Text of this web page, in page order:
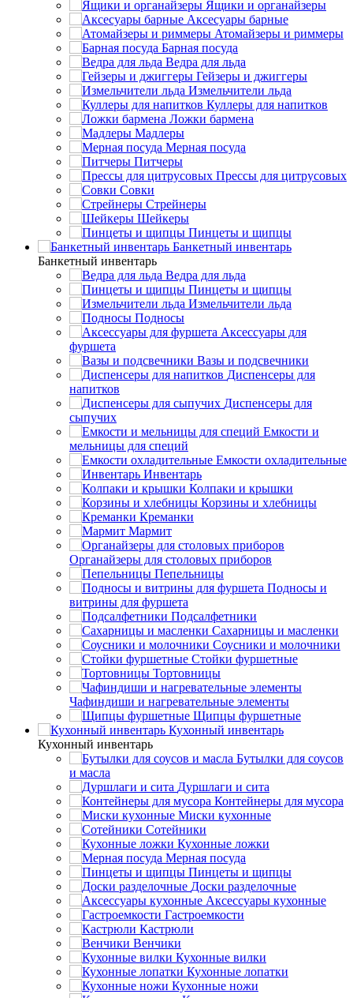
Ящики и органайзеры
Аксесуары барные
Атомайзеры и риммеры
Барная посуда
Ведра для льда
Гейзеры и джиггеры
Измельчители льда
Куллеры для напитков
Ложки бармена
Мадлеры
Мерная посуда
Питчеры
Прессы для цитрусовых
Совки
Стрейнеры
Шейкеры
Пинцеты и щипцы
Банкетный инвентарь
Банкетный инвентарь
Ведра для льда
Пинцеты и щипцы
Измельчители льда
Подносы
Аксессуары для
фуршета
Вазы и подсвечники
Диспенсеры для
напитков
Диспенсеры для
сыпучих
Емкости и
мельницы для специй
Емкости охладительные
Инвентарь
Колпаки и крышки
Корзины и хлебницы
Креманки
Мармит
Органайзеры для столовых приборов
Пепельницы
Подносы и
витрины для фуршета
Подсалфетники
Сахарницы и масленки
Соусники и молочники
Стойки фуршетные
Тортовницы
Чафиндиши и нагревательные элементы
Щипцы фуршетные
Кухонный инвентарь
Кухонный инвентарь
Бутылки для соусов
и масла
Дуршлаги и сита
Контейнеры для мусора
Миски кухонные
Сотейники
Кухонные ложки
Мерная посуда
Пинцеты и щипцы
Доски разделочные
Аксессуары кухонные
Гастроемкости
Кастрюли
Венчики
Кухонные вилки
Кухонные лопатки
Кухонные ножи